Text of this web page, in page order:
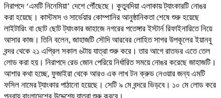
নিরাপদে ‘এমটি নিনেমিয়া’ দেশে পৌঁছেছে। কুতুবদিয়া এলাকায় ট্যাংকারটি নোঙর
করা হয়েছে। কাস্টমস ও সার্ভেয়ার কোম্পানির আনুষ্ঠানিকতা শেষে শুরু হয়েছে
লাইটারিং বা ছোট ছোট ট্যাংকার জাহাজে নগরের পতেঙ্গার ইস্টার্ন রিফাইনারিতে নিয়ে
আসার কাজ। তিনি বলেন, জাহাজটি সৌদি আরবের লোহিত সাগর উপকূলের ইয়ানবু
বন্দর থেকে ২১ এপ্রিল সকাল ৬টায় যাত্রা শুরু করে। তার আগে রাতভর এতে তেল
লোড করা হয়। নিরাপদে রেড জোন পেরিয়ে নির্ধারিত সময়ে নোঙর করেছে জাহাজটি।
আশার কথা হচ্ছে, ফুজাইরা থেকে আরও এক লাখ টন ক্রুড নেওয়ার জন্য এমটি
ফসিল নামের ট্যাংকার পাঠানো হয়েছে। সেটি ৯ মে বন্দরে ভিড়বে। ১০ মে লোড করে